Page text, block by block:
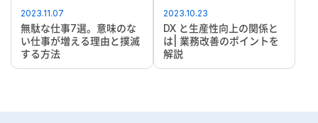
2023.11.07
無駄な仕事7選。意味のな
い仕事が増える理由と撲滅
する方法
2023.10.23
DX と生産性向上の関係と
は| 業務改善のポイントを
解説